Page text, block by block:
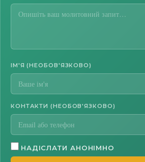
ІМ'Я (НЕОБОВ'ЯЗКОВО)
КОНТАКТИ (НЕОБОВ'ЯЗКОВО)
НАДІСЛАТИ АНОНІМНО